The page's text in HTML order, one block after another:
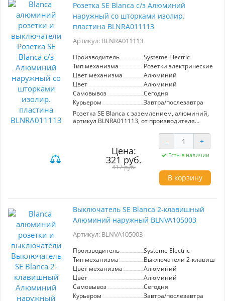
Розетка SE Blanca с/з Алюминий
наружный со шторками изолир.
пластина BLNRA011113
Артикул: BLNRA011113
Производитель
Systeme Electric
Тип механизма
Розетки электрические
Цвет механизма
Алюминий
Цвет
Алюминий
Самовывоз
Сегодня
Курьером
Завтра/послезавтра
Розетка SE Blanca с заземлением, алюминий,
артикул BLNRA011113, от производителя
безопасности и изолирующей пластиной.
Идеальна для установки в помещениях,
обеспечивает надежное подключение
электрических устройств и защиту от
случайного контакта. Стильный алюминиевый
цвет гармонично впишется в любой интерьер.
Цена:
321 руб.
417 руб.
- +
Есть в наличии
В корзину
Выключатель SE Blanca 2-клавишный
Алюминий наружный BLNVA105003
Артикул: BLNVA105003
Производитель
Systeme Electric
Тип механизма
Выключатели 2-
Цвет механизма
Алюминий
Цвет
Алюминий
Самовывоз
Сегодня
Курьером
Завтра/послезавтра